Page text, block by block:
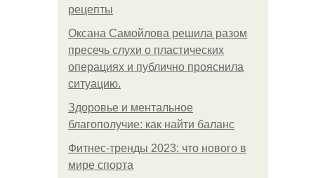
рецепты
Оксана Самойлова решила разом
пресечь слухи о пластических
операциях и публично прояснила
ситуацию.
Здоровье и ментальное
благополучие: как найти баланс
Фитнес-тренды 2023: что нового в
мире спорта